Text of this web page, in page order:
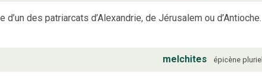
des patriarcats d’Alexandrie, de Jérusalem ou d’Antioche.
melchites épicène pluriel